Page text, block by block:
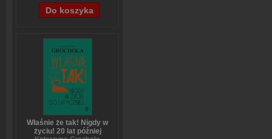
Właśnie że tak! Nigdy w
życiu! 20 lat później